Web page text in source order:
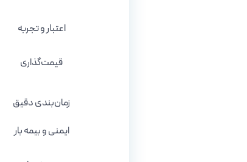
اعتبار و تجربه
قیمت‌گذاری
زمان‌بندی دقیق
ایمنی و بیمه بار